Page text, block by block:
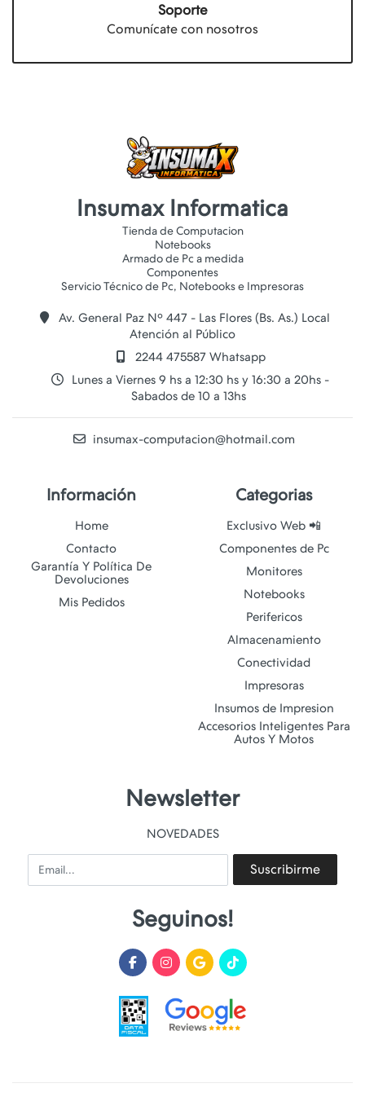
Soporte
Comunícate con nosotros
Insumax Informatica
Tienda de Computacion
Notebooks
Armado de Pc a medida
Componentes
Av. General Paz Nº 447 - Las Flores (Bs. As.) Local
Atención al Público
2244 475587 Whatsapp
Lunes a Viernes 9 hs a 12:30 hs y 16:30 a 20hs -
Sabados de 10 a 13hs
insumax-computacion@hotmail.com
Información
Home
Contacto
Garantía Y Política De
Devoluciones
Mis Pedidos
Categorias
Exclusivo Web 📲
Componentes de Pc
Monitores
Notebooks
Perifericos
Almacenamiento
Conectividad
Impresoras
Insumos de Impresion
Accesorios Inteligentes Para
Autos Y Motos
Newsletter
NOVEDADES
Email Suscribirme
Seguinos!